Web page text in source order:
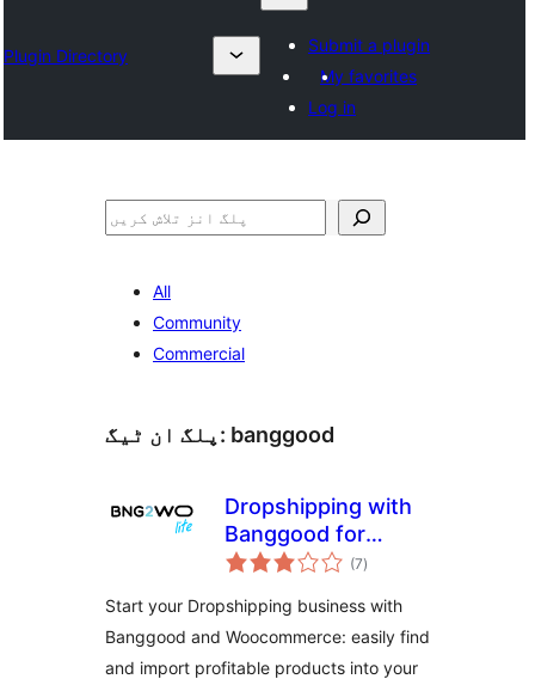
Plugin Directory
Submit a plugin
My favorites
Log in
تلاش
All
Community
Commercial
پلگ ان ٹیگ: banggood
Dropshipping with
Banggood for
WooCommerce
(7مجموعی
درجہ
)
Start your Dropshipping business with
Banggood and Woocommerce: easily find
and import profitable products into your